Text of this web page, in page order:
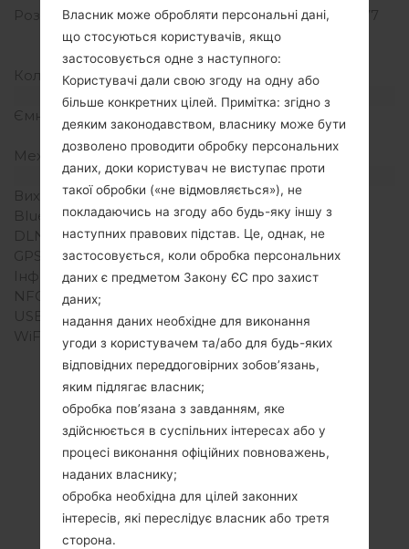
Розширення екрану
720 x 1280 пікселів (~277
щільність пікселів на
дюйм)
Кольори екрану
16M кольорів
Акамулятор і клавіатура
Ємність акумулятора
Не зємний Li-Ion 4100
mAh
Механічна клавіатура
-
Інтерфейси
Вихід для аудіо
3.5mm jack
Bluetooth
Версія 4.1/4.2, A2DP, LE
DLNA
Ні
GPS
Так, A-GPS, GLONASS
Інфрачервоний порт
Ні
NFC
USB
microUSB 2.0 , OTG
WiFi
Wi-Fi802.11b/g/n, Wi-Fi
Direct, hotspot
Прошивки
LGK220F(LGK220F)
akaLG X Power
Власник може обробляти персональні дані,
що стосуються користувачів, якщо
застосовується одне з наступного:
Користувачі дали свою згоду на одну або
більше конкретних цілей. Примітка: згідно з
деяким законодавством, власнику може бути
дозволено проводити обробку персональних
даних, доки користувач не виступає проти
такої обробки («не відмовляється»), не
покладаючись на згоду або будь-яку іншу з
наступних правових підстав. Це, однак, не
застосовується, коли обробка персональних
даних є предметом Закону ЄС про захист
даних;
надання даних необхідне для виконання
угоди з користувачем та/або для будь-яких
відповідних переддоговірних зобов’язань,
яким підлягає власник;
обробка пов’язана з завданням, яке
здійснюється в суспільних інтересах або у
процесі виконання офіційних повноважень,
наданих власнику;
обробка необхідна для цілей законних
інтересів, які переслідує власник або третя
сторона.